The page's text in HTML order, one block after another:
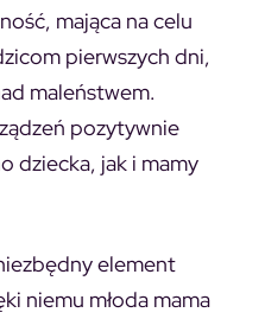
mająca na celu
pierwszych dni,
maleństwem.
pozytywnie
dziecka, jak i mamy
element
niemu młoda mama